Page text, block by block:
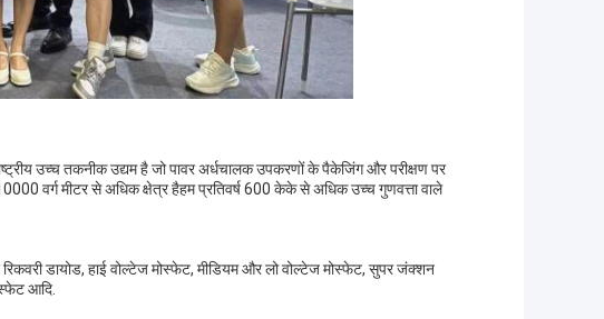
उच्च तकनीक उद्यम है जो पावर अर्धचालक उपकरणों के पैकेजिंग और परीक्षण पर
वर्ग मीटर से अधिक क्षेत्र हैहम प्रतिवर्ष 600 केके से अधिक उच्च गुणवत्ता वाले
डायोड, हाई वोल्टेज मोस्फेट, मीडियम और लो वोल्टेज मोस्फेट, सुपर जंक्शन
आदि.